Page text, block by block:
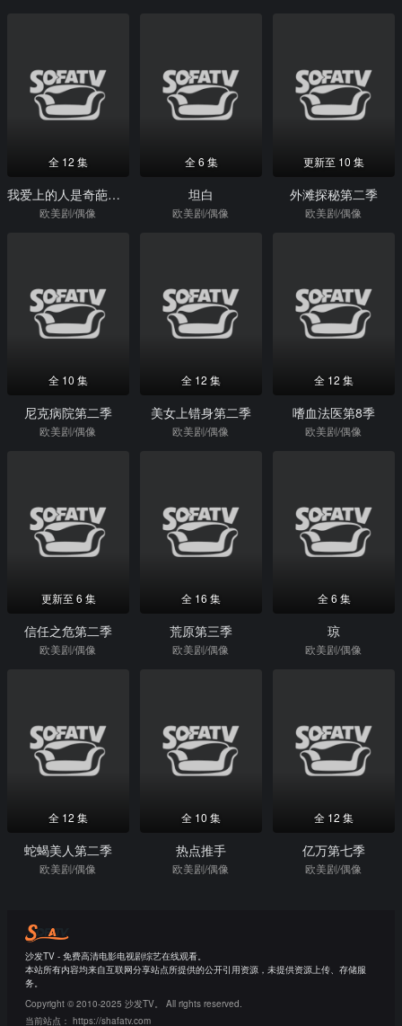
全 12 集
我爱上的人是奇葩第四季
欧美剧/偶像
全 6 集
坦白
欧美剧/偶像
更新至 10 集
外滩探秘第二季
欧美剧/偶像
全 10 集
尼克病院第二季
欧美剧/偶像
全 12 集
美女上错身第二季
欧美剧/偶像
全 12 集
嗜血法医第8季
欧美剧/偶像
更新至 6 集
信任之危第二季
欧美剧/偶像
全 16 集
荒原第三季
欧美剧/偶像
全 6 集
琼
欧美剧/偶像
全 12 集
蛇蝎美人第二季
欧美剧/偶像
全 10 集
热点推手
欧美剧/偶像
全 12 集
亿万第七季
欧美剧/偶像
沙发TV - 免费高清电影电视剧综艺在线观看。
本站所有内容均来自互联网分享站点所提供的公开引用资源，未提供资源上传、存储服
务。
Copyright © 2010-2025 沙发TV。 All rights reserved.
当前站点： https://shafatv.com